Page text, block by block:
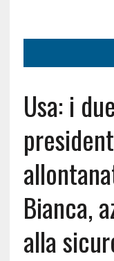
Usa: i
Bianca,
alla